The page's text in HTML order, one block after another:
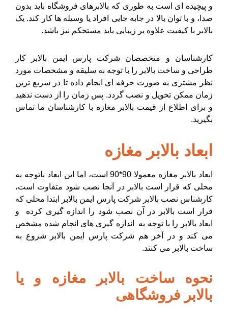
و پیچیده ای است به طوری که بالابرهای فروشگاه باید بدون
صدا، و با توان بالا در جابه جایی افراد یا وسیله ها کار کند. یک
بالابر با کیفیت علاوه بر زیبایی باید مستحکم نیز باشد.
کارشناسان و متخصصان شرکت پارس ایمن بالابر کار
طراحی و ساخت بالابر را با توجه به سلیقه و مشخصات مورد
نظر مشتری به صورت حرفه ای انجام داده تا در سریع ترین
زمان ممکن تحویل و نصب گردد. پس زمان را از دست ندهید
و برای اطلاع از قیمت بالابر مغازه با کارشناسان ما تماس
بگیرید.
ابعاد بالابر مغازه
ابعاد بالابر مغازه معمولا 90*90 است، اما این ابعاد باتوجه به
محلی که قرار است بالابر در آنجا نصب شود متفاوت است،
کارشناس نصب بالابر شرکت پارس ایمن بالابر ابتدا محلی که
قرار است بالابر در آن نصب شود را اندازه گیری کرده و
ابعاد بالابر را با توجه به اندازه گیری های انجام شده مشخص
می کند و در آخر هم شرکت پارس ایمن بالابر شروع به
ساخت بالابر می کنند.
نحوه ساخت بالابر مغازه و یا
بالابر فروشگاهی